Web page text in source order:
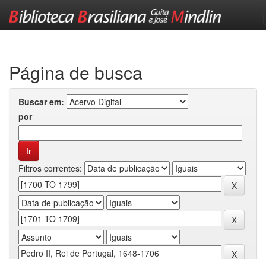
Página de busca
Buscar em:
por
Filtros correntes: